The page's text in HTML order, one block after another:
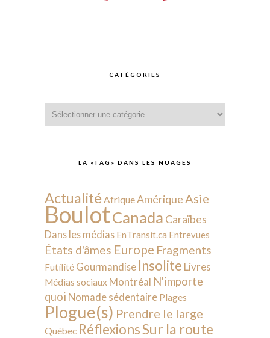
CATÉGORIES
LA «TAG» DANS LES NUAGES
Actualité AfriqueAmérique Asie
BoulotCanada Caraïbes
Dans les médias EnTransit.ca Entrevues
États d'âmes Europe Fragments
Futilité Gourmandise Insolite Livres
Médias sociaux Montréal N'importe
quoi Nomade sédentaire Plages
Plogue(s) Prendre le large
Québec RéflexionsSur la route